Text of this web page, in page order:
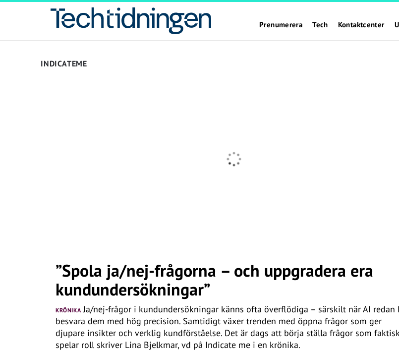
Prenumerera Tech Kontaktcenter
INDICATEME
”Spola ja/nej-frågorna – och uppgradera era
kundundersökningar”
KRÖNIKAJa/nej-frågor i kundundersökningar känns ofta överflödiga – särskilt när AI redan
besvara dem med hög precision. Samtidigt växer trenden med öppna frågor som ger
djupare insikter och verklig kundförståelse. Det är dags att börja ställa frågor som
spelar roll skriver Lina Bjelkmar, vd på Indicate me i en krönika.